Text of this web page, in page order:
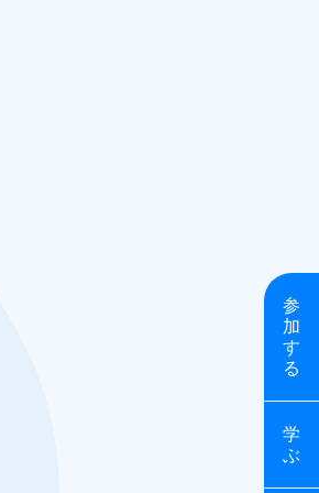
参
加
す
る
学
ぶ